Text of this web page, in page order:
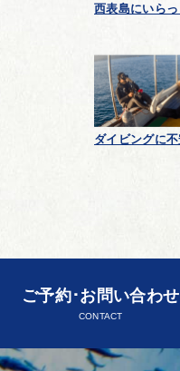
西表島にいら
ダイビングに
ご予約･お問い合わせ
CONTACT